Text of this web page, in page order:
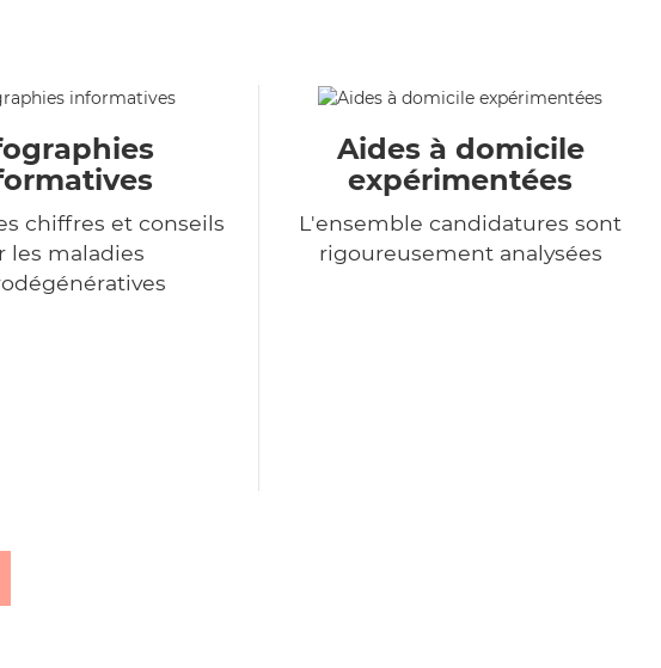
chiffres et conseils
les maladies
Aides à domicile
expérimentées
L'ensemble candidatures sont
rigoureusement analysées